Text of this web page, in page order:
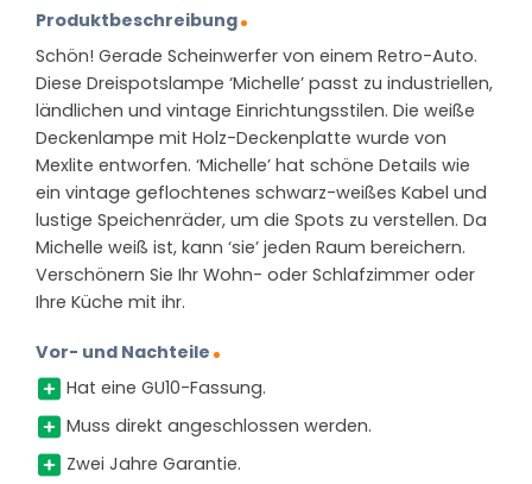
Produktbeschreibung
Schön! Gerade Scheinwerfer von einem Retro-Auto.
Diese Dreispotslampe ‘Michelle’ passt zu industriellen,
ländlichen und vintage Einrichtungsstilen. Die weiße
Deckenlampe mit Holz-Deckenplatte wurde von
Mexlite entworfen. ‘Michelle’ hat schöne Details wie
ein vintage geflochtenes schwarz-weißes Kabel und
lustige Speichenräder, um die Spots zu verstellen. Da
Michelle weiß ist, kann ‘sie’ jeden Raum bereichern.
Verschönern Sie Ihr Wohn- oder Schlafzimmer oder
Ihre Küche mit ihr.
Vor- und Nachteile
Hat eine GU10-Fassung.
Muss direkt angeschlossen werden.
Zwei Jahre Garantie.